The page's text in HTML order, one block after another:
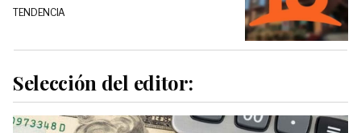
TENDENCIA
Selección del editor: